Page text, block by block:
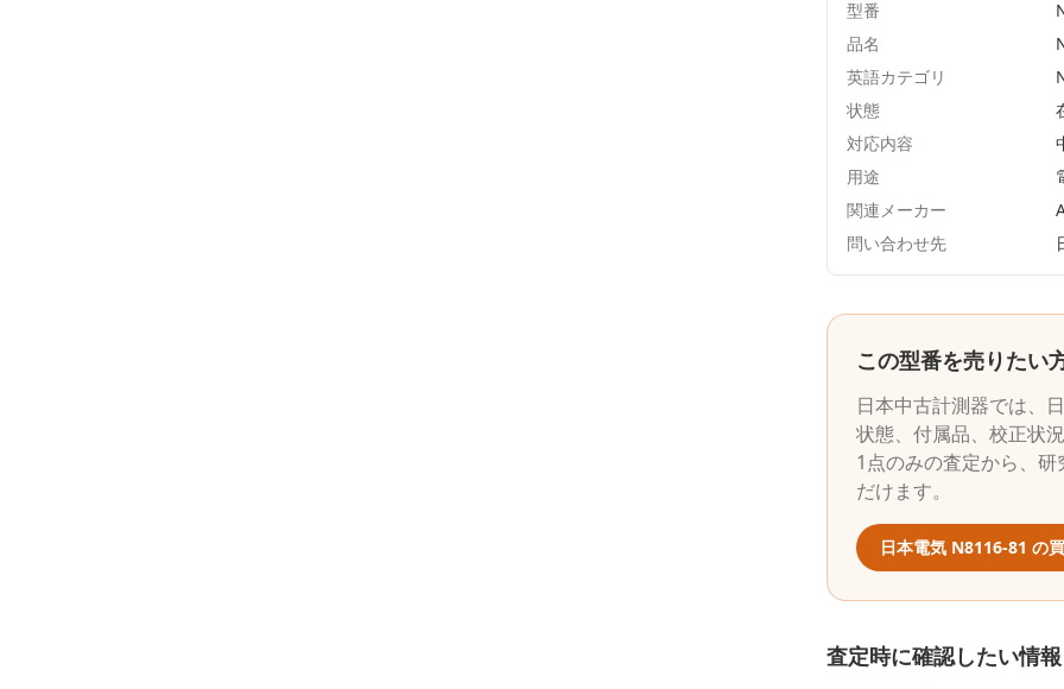
型番
品名
英語カテゴリ
状態
対応内容
用途
関連メーカー
問い合わせ先
この型番を売りたい
日本中古計測器では、
状態、付属品、校正状
1点のみの査定から、
だけます。
日本電気 N8116-81 の
査定時に確認したい情報